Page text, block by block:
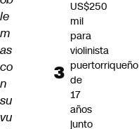
le
m
as
co
n
su
vu
US$250
mil
para
violinista
puertorriqueño
de
17
años
junto